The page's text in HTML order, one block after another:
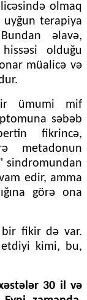
olmaq
terapiya
əlavə,
olduğu
müalicə və
ümumi mif
səbəb
fikrincə,
metadonun
sindromundan
edir, amma
görə ona
fikir də var.
etdiyi kimi, bu,
30 il və